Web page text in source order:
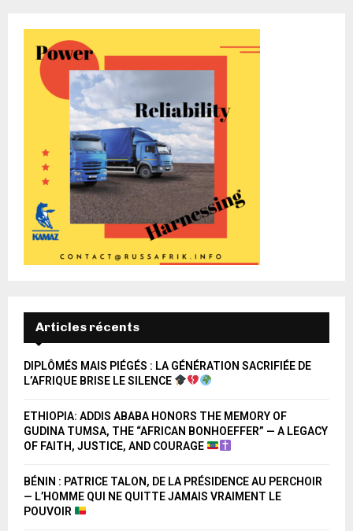
Articles récents
DIPLÔMÉS MAIS PIÉGÉS : LA GÉNÉRATION SACRIFIÉE DE
L’AFRIQUE BRISE LE SILENCE
ETHIOPIA: ADDIS ABABA HONORS THE MEMORY OF
GUDINA TUMSA, THE “AFRICAN BONHOEFFER” — A LEGACY
OF FAITH, JUSTICE, AND COURAGE
BÉNIN : PATRICE TALON, DE LA PRÉSIDENCE AU PERCHOIR
— L’HOMME QUI NE QUITTE JAMAIS VRAIMENT LE
POUVOIR